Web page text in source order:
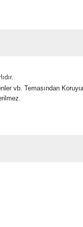
vb. Temasından